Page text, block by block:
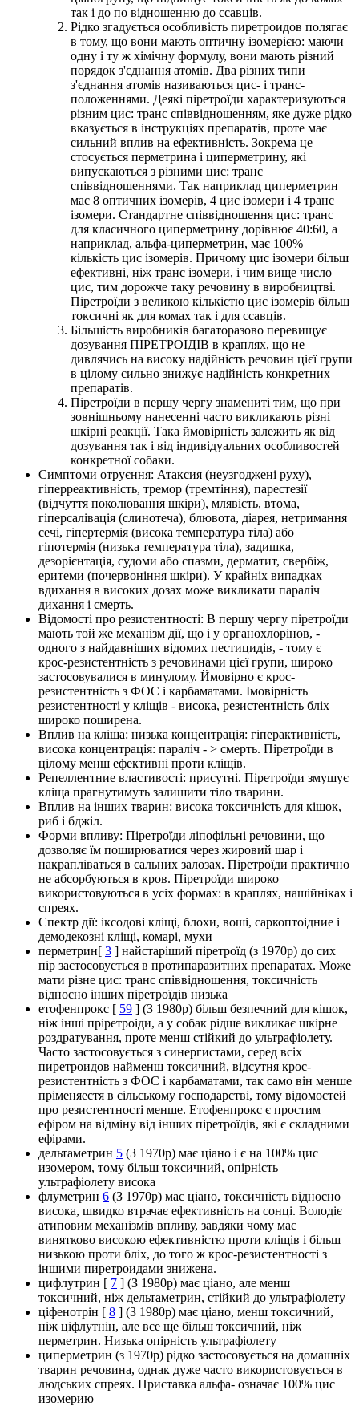
так і до по відношенню до ссавців.
Рідко згадується особливість пиретроидов полягає
в тому, що вони мають оптичну ізомерією: маючи
одну і ту ж хімічну формулу, вони мають різний
порядок з'єднання атомів. Два різних типи
з'єднання атомів називаються цис- і транс-
положеннями. Деякі піретроїди характеризуються
різним цис: транс співвідношенням, яке дуже рідко
вказується в інструкціях препаратів, проте має
сильний вплив на ефективність. Зокрема це
стосується перметрина і циперметрину, які
випускаються з різними цис: транс
співвідношеннями. Так наприклад циперметрин
має 8 оптичних ізомерів, 4 цис ізомери і 4 транс
ізомери. Стандартне співвідношення цис: транс
для класичного циперметрину дорівнює 40:60, а
наприклад, альфа-циперметрин, має 100%
кількість цис ізомерів. Причому цис ізомери більш
ефективні, ніж транс ізомери, і чим вище число
цис, тим дорожче таку речовину в виробництві.
Піретроїди з великою кількістю цис ізомерів більш
токсичні як для комах так і для ссавців.
Більшість виробників багаторазово перевищує
дозування ПІРЕТРОІДІВ в краплях, що не
дивлячись на високу надійність речовин цієї групи
в цілому сильно знижує надійність конкретних
препаратів.
Піретроїди в першу чергу знамениті тим, що при
зовнішньому нанесенні часто викликають різні
шкірні реакції. Така ймовірність залежить як від
дозування так і від індивідуальних особливостей
конкретної собаки.
Симптоми отруєння: Атаксия (неузгоджені руху),
гіперреактивність, тремор (тремтіння), парестезії
(відчуття поколювання шкіри), млявість, втома,
гіперсалівація (слинотеча), блювота, діарея, нетримання
сечі, гіпертермія (висока температура тіла) або
гіпотермія (низька температура тіла), задишка,
дезорієнтація, судоми або спазми, дерматит, свербіж,
еритеми (почервоніння шкіри). У крайніх випадках
вдихання в високих дозах може викликати параліч
дихання і смерть.
Відомості про резистентності: В першу чергу піретроїди
мають той же механізм дії, що і у органохлорінов, -
одного з найдавніших відомих пестицидів, - тому є
крос-резистентність з речовинами цієї групи, широко
застосовувалися в минулому. Ймовірно є крос-
резистентність з ФОС і карбаматами. Імовірність
резистентності у кліщів - висока, резистентність бліх
широко поширена.
Вплив на кліща: низька концентрація: гіперактивність,
висока концентрація: параліч - > смерть. Піретроїди в
цілому менш ефективні проти кліщів.
Репеллентние властивості: присутні. Піретроїди змушує
кліща прагнутимуть залишити тіло тварини.
Вплив на інших тварин: висока токсичність для кішок,
риб і бджіл.
Форми впливу: Піретроїди ліпофільні речовини, що
дозволяє їм поширюватися через жировий шар і
накрапліваться в сальних залозах. Піретроїди практично
не абсорбуються в кров. Піретроїди широко
використовуються в усіх формах: в краплях, нашійніках і
спреях.
Спектр дії: іксодові кліщі, блохи, воші, саркоптоідние і
демодекозні кліщі, комарі, мухи
перметрин[ 3 ] найстаріший піретроїд (з 1970р) до сих
пір застосовується в протипаразитних препаратах. Може
мати різне цис: транс співвідношення, токсичність
відносно інших піретроїдів низька
етофенпрокс [ 59 ] (З 1980р) більш безпечний для кішок,
ніж інші пріретроіди, а у собак рідше викликає шкірне
роздратування, проте менш стійкий до ультрафіолету.
Часто застосовується з синергистами, серед всіх
пиретроидов найменш токсичний, відсутня крос-
резистентність з ФОС і карбаматами, так само він менше
пріменяестя в сільському господарстві, тому відомостей
про резистентності менше. Етофенпрокс є простим
ефіром на відміну від інших піретроїдів, які є складними
ефірами.
дельтаметрин 5 (З 1970р) має ціано і є на 100% цис
изомером, тому більш токсичний, опірність
ультрафіолету висока
флуметрин 6 (З 1970р) має ціано, токсичність відносно
висока, швидко втрачає ефективність на сонці. Володіє
атиповим механізмів впливу, завдяки чому має
винятково високою ефективністю проти кліщів і більш
низькою проти бліх, до того ж крос-резистентності з
іншими пиретроидами знижена.
цифлутрин [ 7 ] (З 1980р) має ціано, але менш
токсичний, ніж дельтаметрин, стійкий до ультрафіолету
ціфенотрін [ 8 ] (З 1980р) має ціано, менш токсичний,
ніж ціфлутнін, але все ще більш токсичний, ніж
перметрин. Низька опірність ультрафіолету
циперметрин (з 1970р) рідко застосовується на домашніх
тварин речовина, однак дуже часто використовується в
людських спреях. Приставка альфа- означає 100% цис
изомерию